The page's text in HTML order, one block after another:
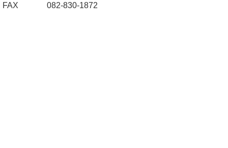
FAX
082-830-1872